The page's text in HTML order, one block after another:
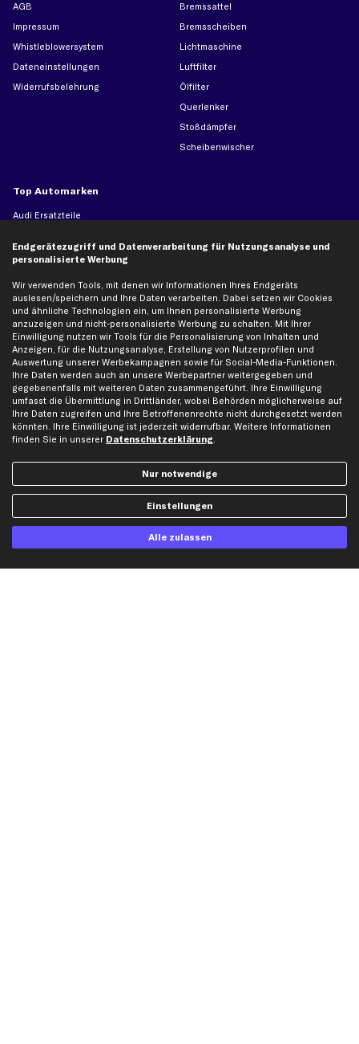
AGB
Impressum
Whistleblowersystem
Dateneinstellungen
Widerrufsbelehrung
Bremssattel
Bremsscheiben
Lichtmaschine
Luftfilter
Ölfilter
Querlenker
Stoßdämpfer
Scheibenwischer
Top Automarken
Audi Ersatzteile
Ford Ersatzteile
Opel Ersatzteile
Peugeot Ersatzteile
Renault Ersatzteile
Seat Ersatzteile
Skoda Ersatzteile
VW Ersatzteile
Social Media
Endgerätezugriff und Datenverarbeitung für Nutzungsanalyse und
personalisierte Werbung
Wir verwenden Tools, mit denen wir Informationen Ihres Endgeräts
auslesen/speichern und Ihre Daten verarbeiten. Dabei setzen wir Cookies
und ähnliche Technologien ein, um Ihnen personalisierte Werbung
anzuzeigen und nicht-personalisierte Werbung zu schalten. Mit Ihrer
Einwilligung nutzen wir Tools für die Personalisierung von Inhalten und
Anzeigen, für die Nutzungsanalyse, Erstellung von Nutzerprofilen und
Auswertung unserer Werbekampagnen sowie für Social-Media-Funktionen.
Ihre Daten werden auch an unsere Werbepartner weitergegeben und
gegebenenfalls mit weiteren Daten zusammengeführt. Ihre Einwilligung
umfasst die Übermittlung in Drittländer, wobei Behörden möglicherweise auf
Ihre Daten zugreifen und Ihre Betroffenenrechte nicht durchgesetzt werden
könnten. Ihre Einwilligung ist jederzeit widerrufbar. Weitere Informationen
finden Sie in unserer Datenschutzerklärung.
Nur notwendige
Einstellungen
Alle zulassen